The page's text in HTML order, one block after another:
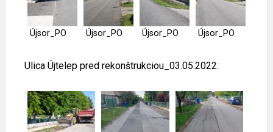
Újsor_PO Újsor_PO Újsor_PO Újsor_PO
Ulica Újtelep pred rekonštrukciou_03.05.2022: